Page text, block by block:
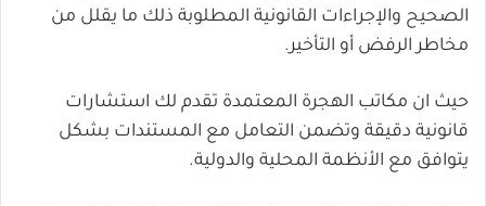
الصحيح والإجراءات القانونية المطلوبة ذلك ما يقلل من
مخاطر الرفض أو التأخير.
حيث ان مكاتب الهجرة المعتمدة تقدم لك استشارات
قانونية دقيقة وتضمن التعامل مع المستندات بشكل
يتوافق مع الأنظمة المحلية والدولية.